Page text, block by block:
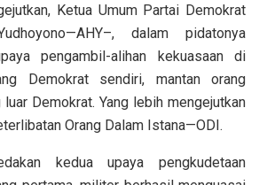
Ketua Umum Partai Demokrat
dalam pidatonya
pengambil-alihan kekuasaan di
Demokrat sendiri, mantan orang
Demokrat. Yang lebih mengejutkan
Orang Dalam Istana—ODI.
kedua upaya pengkudetaan